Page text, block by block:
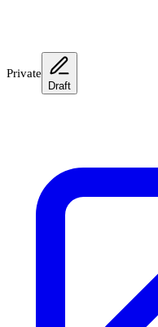
Private
Draft